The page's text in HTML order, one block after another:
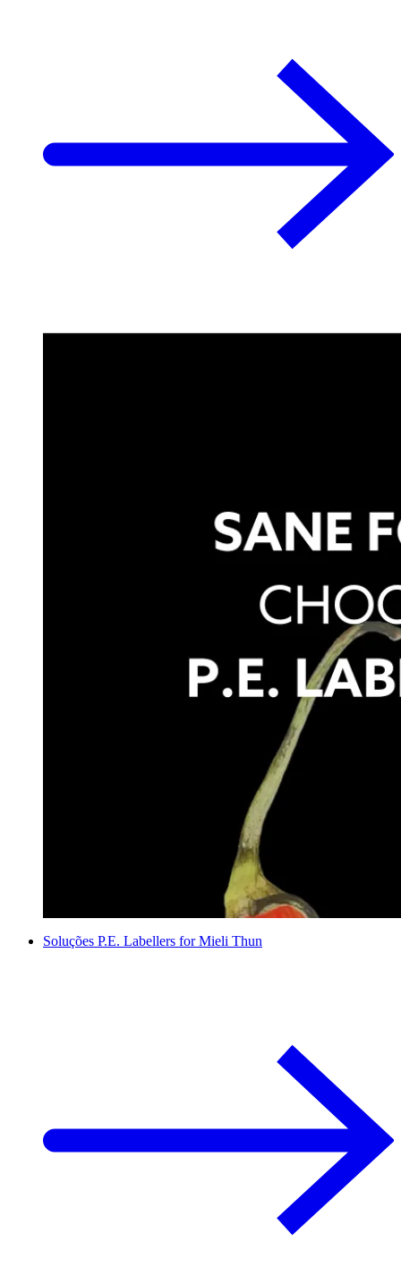
Soluções P.E. Labellers for Mieli Thun